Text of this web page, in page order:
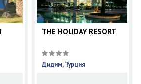
THE HOLIDAY RESORT
Дидим, Турция